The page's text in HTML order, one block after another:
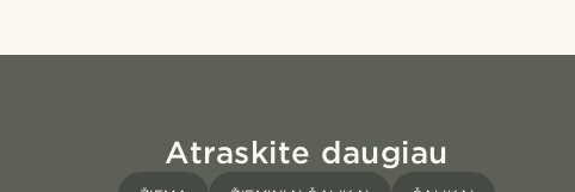
Atraskite daugiau